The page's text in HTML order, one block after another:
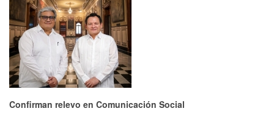
Confirman relevo en Comunicación Social